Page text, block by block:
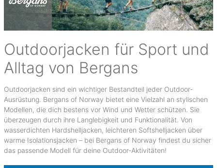
Outdoorjacken für Sport und
Alltag von Bergans
Outdoorjacken sind ein wichtiger Bestandteil jeder Outdoor-
Ausrüstung. Bergans of Norway bietet eine Vielzahl an stylischen
Modellen, die dich bestens vor Wind und Wetter schützen. Sie
überzeugen durch ihre Langlebigkeit und Funktionalität. Von
wasserdichten Hardshelljacken, leichteren Softshelljacken über
warme Isolationsjacken – bei Bergans of Norway findest du sicher
das passende Modell für deine Outdoor-Aktivitäten!